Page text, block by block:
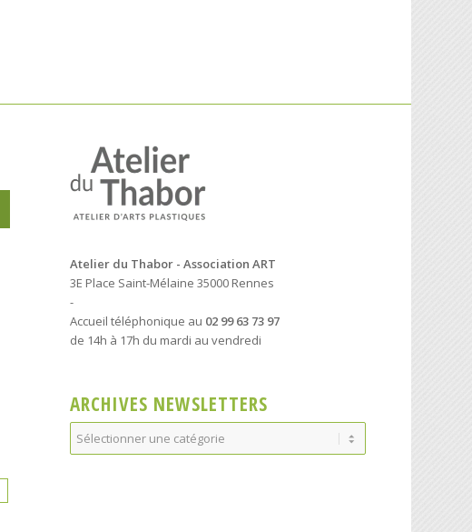
Atelier du Thabor - Association ART
3E Place Saint-Mélaine 35000 Rennes
-
Accueil téléphonique au 02 99 63 73 97
de 14h à 17h du mardi au vendredi
ARCHIVES NEWSLETTERS
Archives
Newsletters